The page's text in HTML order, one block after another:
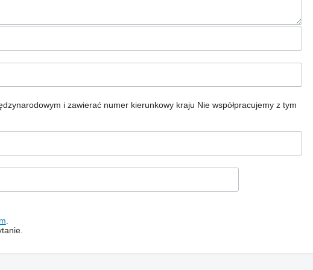
i zawierać numer kierunkowy kraju Nie współpracujemy z tym